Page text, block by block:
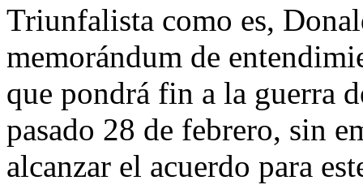
Triunfalista como es,
memorándum de
que pondrá fin a la guerra
pasado 28 de febrero, sin
alcanzar el acuerdo para